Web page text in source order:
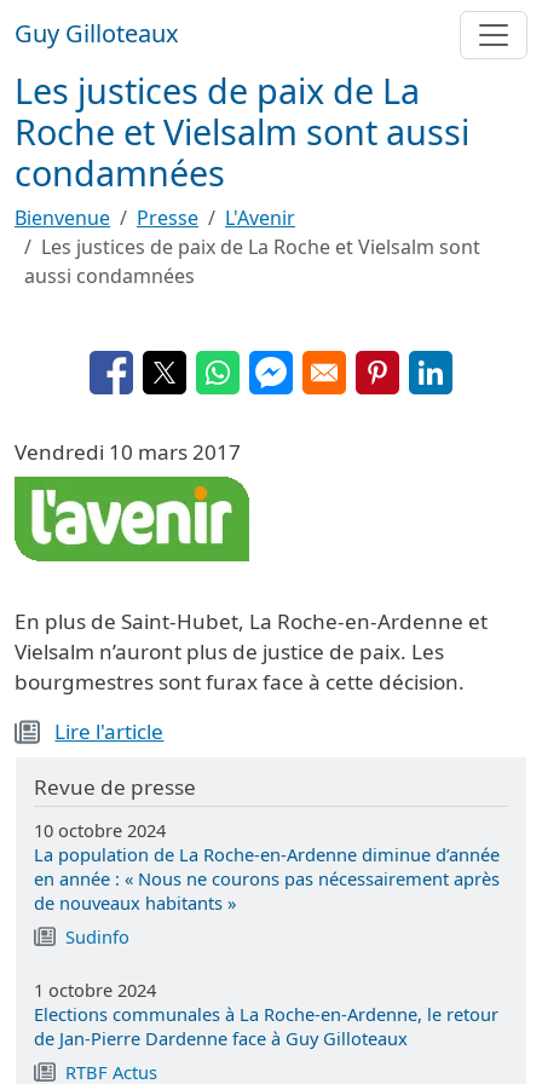
Guy Gilloteaux
Les justices de paix de La
Roche et Vielsalm sont aussi
condamnées
Bienvenue Presse
L'Avenir
Les justices de paix de La Roche et Vielsalm sont
aussi condamnées
Opens in a new window
Opens in a new window
Opens in a new window
Opens in a new window
Opens in a new
Opens in a
Vendredi 10 mars 2017
Image
En plus de Saint-Hubet, La Roche-en-Ardenne et
Vielsalm n’auront plus de justice de paix. Les
bourgmestres sont furax face à cette décision.
Lire l'article
Revue de presse
10 octobre 2024
La population de La Roche-en-Ardenne diminue d’année
en année : « Nous ne courons pas nécessairement après
de nouveaux habitants »
Sudinfo
1 octobre 2024
Elections communales à La Roche-en-Ardenne, le retour
de Jan-Pierre Dardenne face à Guy Gilloteaux
RTBF Actus